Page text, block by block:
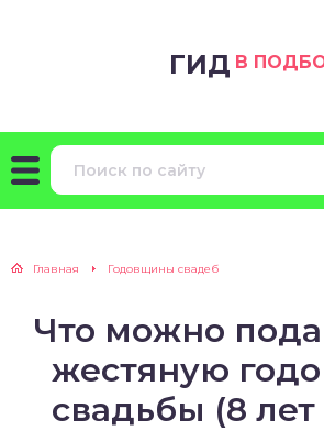
ГИД В
Главная Годовщины свадеб
Что можно
жестяную
свадьбы (8 лет